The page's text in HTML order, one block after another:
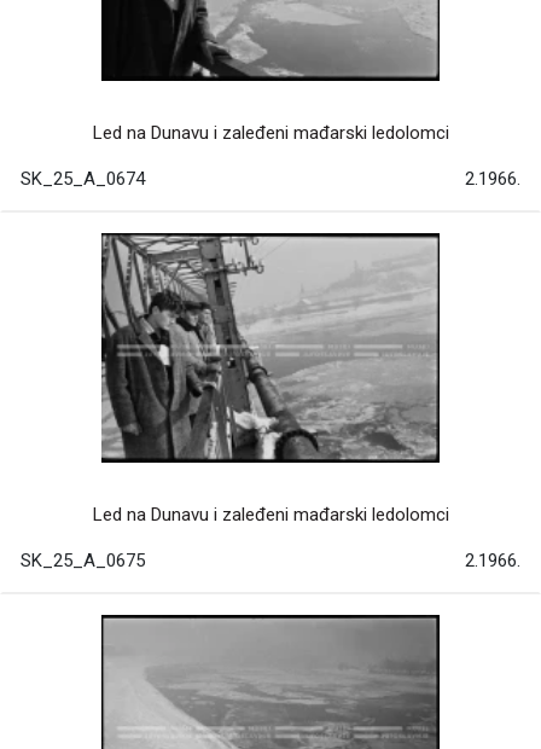
Led na Dunavu i zaleđeni mađarski ledolomci
SK_25_A_0674 2.1966.
Led na Dunavu i zaleđeni mađarski ledolomci
SK_25_A_0675 2.1966.